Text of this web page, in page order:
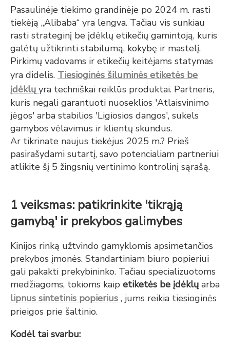
Pasaulinėje tiekimo grandinėje po 2024 m. rasti
tiekėją „Alibaba“ yra lengva. Tačiau vis sunkiau
rasti strateginį be įdėklų etikečių gamintoją, kuris
galėtų užtikrinti stabilumą, kokybę ir mastelį.
Pirkimų vadovams ir etikečių keitėjams statymas
yra didelis. Tiesioginės šiluminės etiketės be
įdėklų yra techniškai reiklūs produktai. Partneris,
kuris negali garantuoti nuoseklios 'Atlaisvinimo
jėgos' arba stabilios 'Ligiosios dangos', sukels
gamybos vėlavimus ir klientų skundus.
Ar tikrinate naujus tiekėjus 2025 m.? Prieš
pasirašydami sutartį, savo potencialiam partneriui
atlikite šį 5 žingsnių vertinimo kontrolinį sąrašą.
1 veiksmas: patikrinkite 'tikrąją
gamybą' ir prekybos galimybes
Kinijos rinką užtvindo gamyklomis apsimetančios
prekybos įmonės. Standartiniam biuro popieriui
gali pakakti prekybininko. Tačiau specializuotoms
medžiagoms, tokioms kaip etiketės be įdėklų arba
lipnus sintetinis popierius , jums reikia tiesioginės
prieigos prie šaltinio.
Kodėl tai svarbu: